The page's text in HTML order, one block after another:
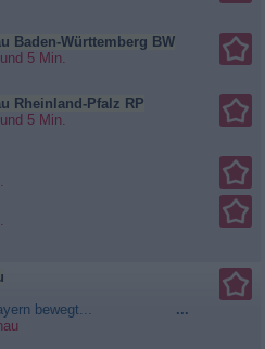
Baden-Württemberg BW
5 Min.
Rheinland-Pfalz RP
5 Min.
bewegt...
...